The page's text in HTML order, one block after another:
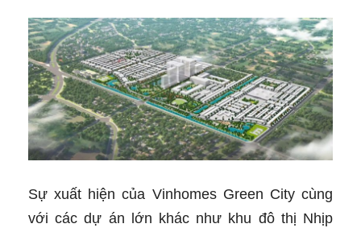
Sự xuất hiện của Vinhomes Green City cùng
với các dự án lớn khác như khu đô thị Nhịp